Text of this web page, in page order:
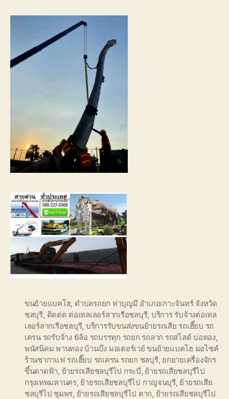
ขนย้ายแบคโฮ, ตำบลรถยก ท่าบุญมี อำเภอเกาะจันทร์ จังหวัด
ชลบุรี, ติดต่ด ต่อเทลเลอร์ลากเรือชลบุรี, บริการ รับจ้างต่อเทล
เลอร์ลากเรือชลบุรี, บริการรับขนส่งขนย้ายรถเสีย รถเฮี๊ยบ รถ
เครน รถรับจ้าง 6ล้อ รถบรรทุก รถยก รถลาก รถสไลด์ บ่อทอง,
พนัสนิคม พานทอง บ้านบึง มอเตอร์เวย์ ขนย้ายแบคโฮ มอไซค์
ร้านชากาแฟ รถเฮี๊ยบ รถเครน รถยก ชลบุรี, ยกยายเครื่องจักร
ขึ้นดาดฟ้า, ย้ายรถเสียชลบุรีไป กระบี่, ย้ายรถเสียชลบุรีไป
กรุงเทพมหานคร, ย้ายรถเสียชลบุรีไป กาญจนบุรี, ย้ายรถเสีย
ชลบุรีไป ชุมพร, ย้ายรถเสียชลบุรีไป ตาก, ย้ายรถเสียชลบุรีไป